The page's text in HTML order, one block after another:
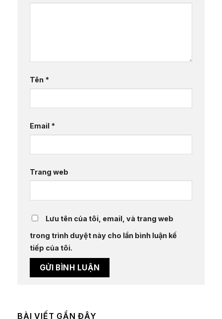
Tên *
Email *
Trang web
Lưu tên của tôi, email, và trang web
trong trình duyệt này cho lần bình luận kế
tiếp của tôi.
BÀI VIẾT GẦN ĐÂY